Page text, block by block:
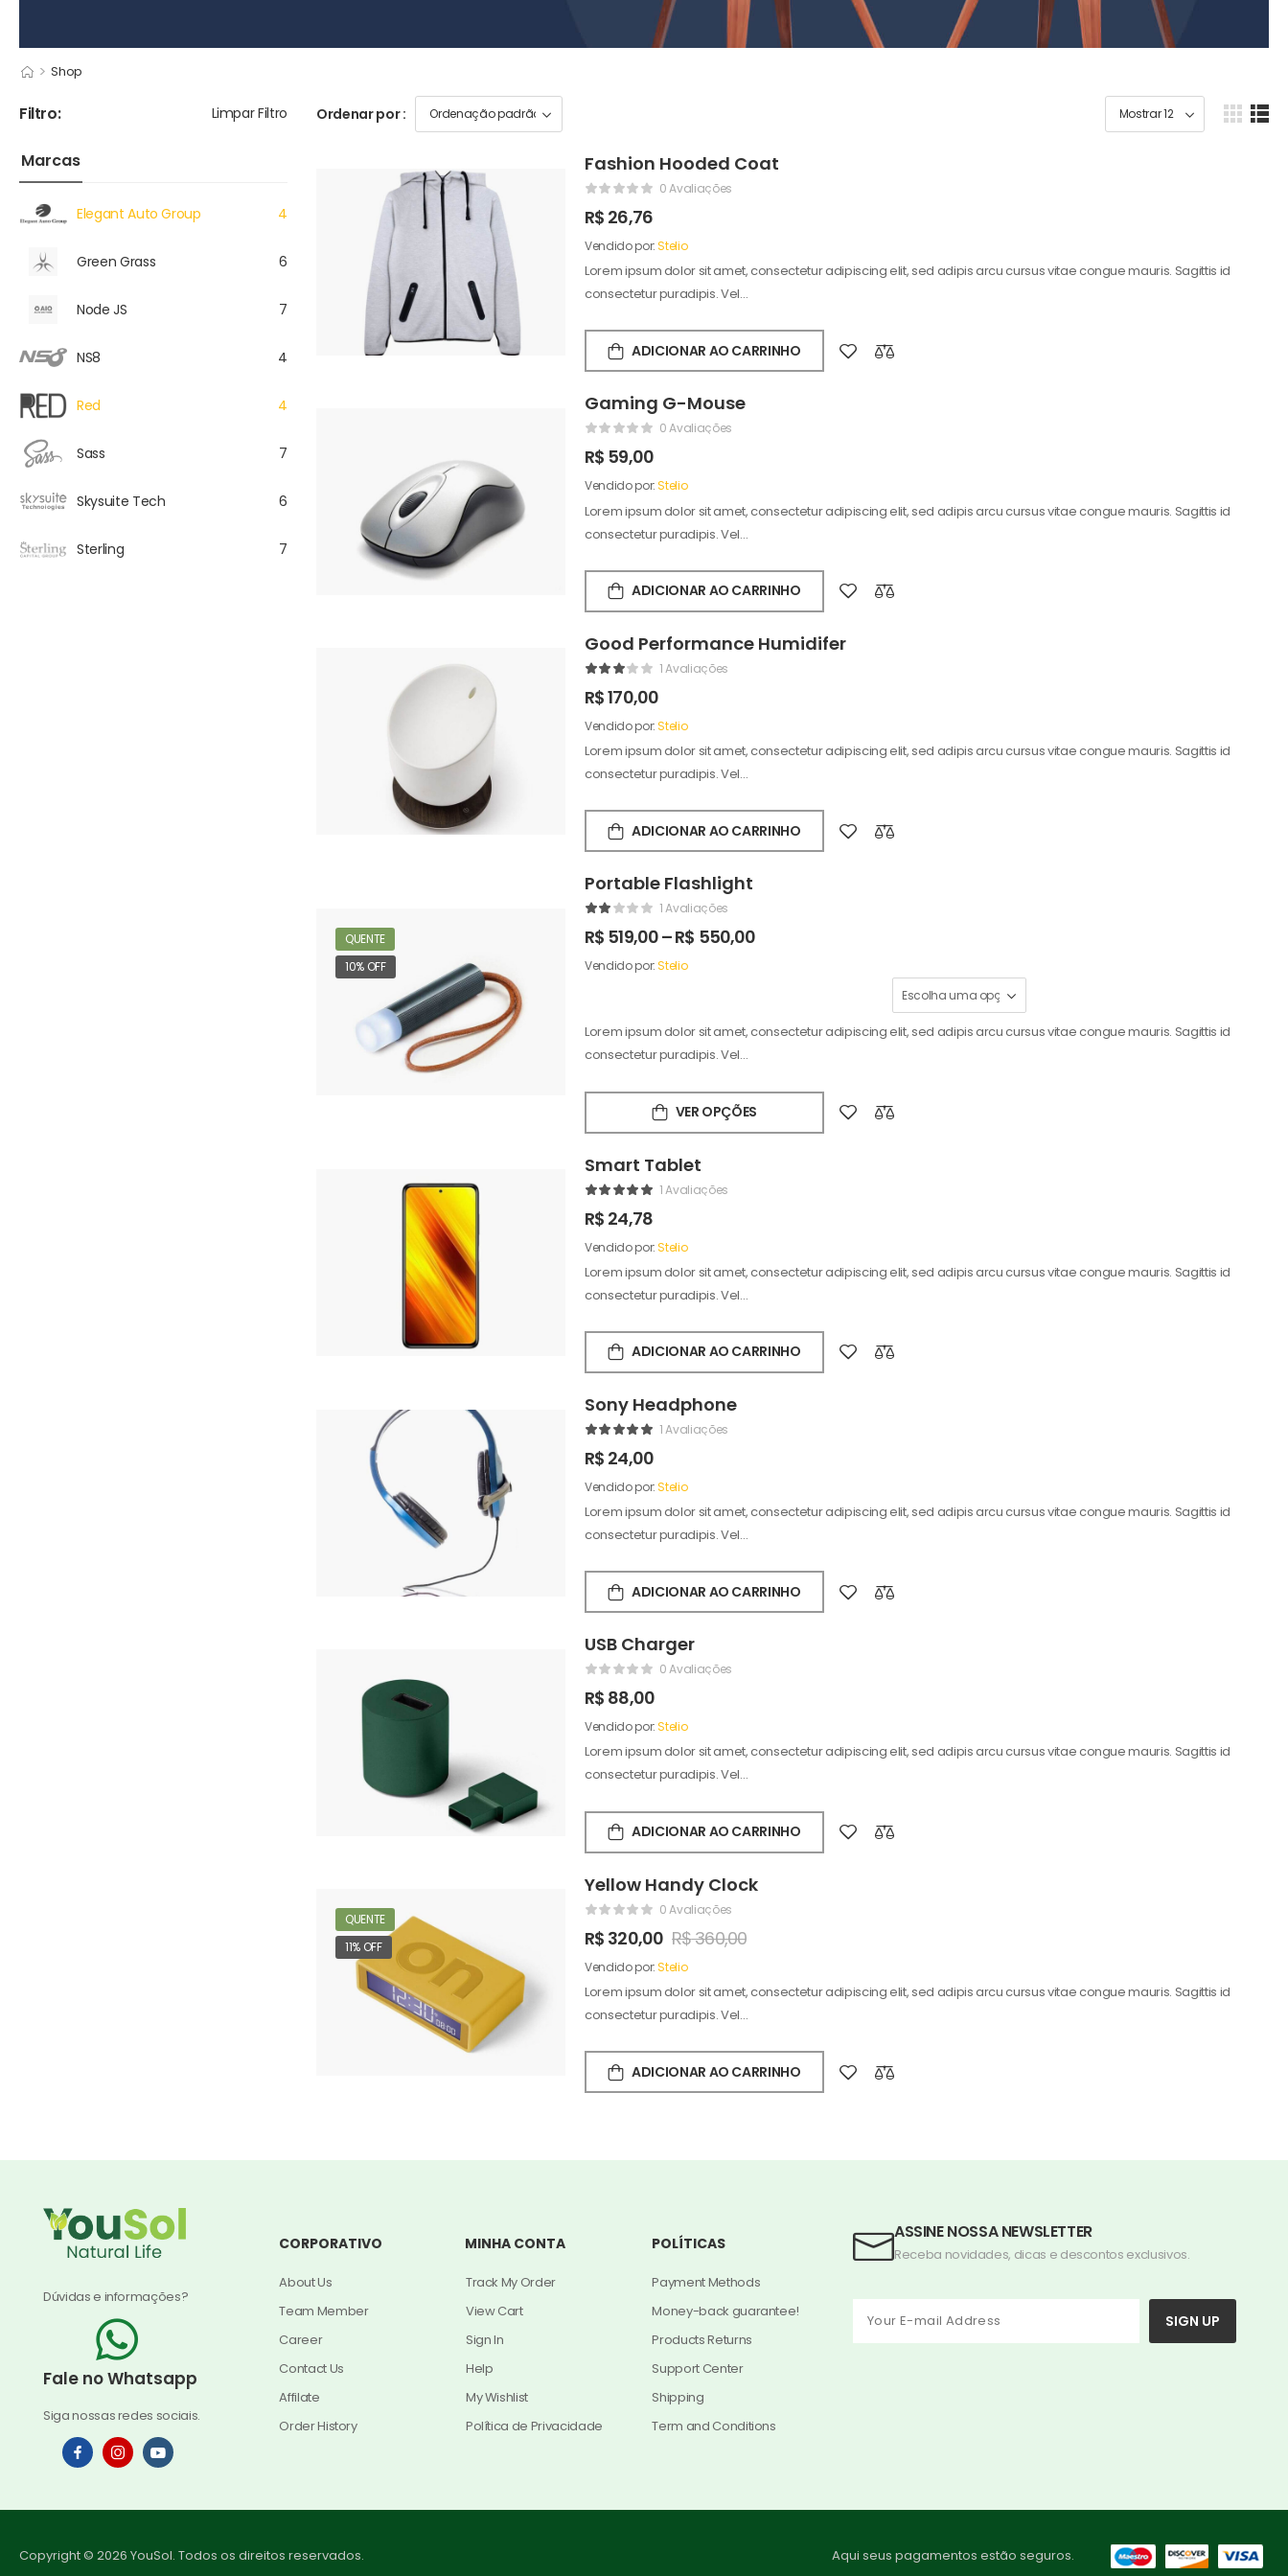
> Shop
Filtro: Limpar Filtro
Marcas
Elegant Auto Group 4
Green Grass 6
Node JS 7
NS8 4
Red 4
Sass 7
Skysuite Tech 6
Sterling 7
Ordenar por :
Fashion Hooded Coat
0 Avaliações
R$ 26,76
Vendido por:Stelio
Lorem ipsum dolor sit amet, consectetur adipiscing elit, sed adipis arcu cursus vitae congue mauris. Sagittis id
consectetur puradipis. Vel…
ADICIONAR AO CARRINHO
Gaming G-Mouse
0 Avaliações
R$ 59,00
Vendido por:Stelio
Lorem ipsum dolor sit amet, consectetur adipiscing elit, sed adipis arcu cursus vitae congue mauris. Sagittis id
consectetur puradipis. Vel…
ADICIONAR AO CARRINHO
Good Performance Humidifer
1 Avaliações
R$170,00
Vendido por:Stelio
Lorem ipsum dolor sit amet, consectetur adipiscing elit, sed adipis arcu cursus vitae congue mauris. Sagittis id
consectetur puradipis. Vel…
ADICIONAR AO CARRINHO
QUENTE
10% OFF
Portable Flashlight
1 Avaliações
R$ 519,00–R$ 550,00
Vendido por:Stelio
Lorem ipsum dolor sit amet, consectetur adipiscing elit, sed adipis arcu cursus vitae congue mauris. Sagittis id
consectetur puradipis. Vel…
VER OPÇÕES
Smart Tablet
1 Avaliações
R$ 24,78
Vendido por:Stelio
Lorem ipsum dolor sit amet, consectetur adipiscing elit, sed adipis arcu cursus vitae congue mauris. Sagittis id
consectetur puradipis. Vel…
ADICIONAR AO CARRINHO
Sony Headphone
1 Avaliações
R$ 24,00
Vendido por:Stelio
Lorem ipsum dolor sit amet, consectetur adipiscing elit, sed adipis arcu cursus vitae congue mauris. Sagittis id
consectetur puradipis. Vel…
ADICIONAR AO CARRINHO
USB Charger
0 Avaliações
R$ 88,00
Vendido por:Stelio
Lorem ipsum dolor sit amet, consectetur adipiscing elit, sed adipis arcu cursus vitae congue mauris. Sagittis id
consectetur puradipis. Vel…
ADICIONAR AO CARRINHO
QUENTE
11% OFF
Yellow Handy Clock
0 Avaliações
R$ 320,00 R$360,00
Vendido por:Stelio
Lorem ipsum dolor sit amet, consectetur adipiscing elit, sed adipis arcu cursus vitae congue mauris. Sagittis id
consectetur puradipis. Vel…
ADICIONAR AO CARRINHO
ASSINE NOSSA NEWSLETTER
Receba novidades, dicas e descontos exclusivos.
SIGN UP
Dúvidas e informações?
Fale no Whatsapp
Siga nossas redes sociais.
CORPORATIVO
About Us
Team Member
Career
Contact Us
Affilate
Order History
MINHA CONTA
Track My Order
View Cart
Sign In
Help
My Wishlist
Política de Privacidade
POLÍTICAS
Payment Methods
Money-back guarantee!
Products Returns
Support Center
Shipping
Term and Conditions
Copyright © 2026 YouSol. Todos os direitos reservados. Aqui seus pagamentos estão seguros.